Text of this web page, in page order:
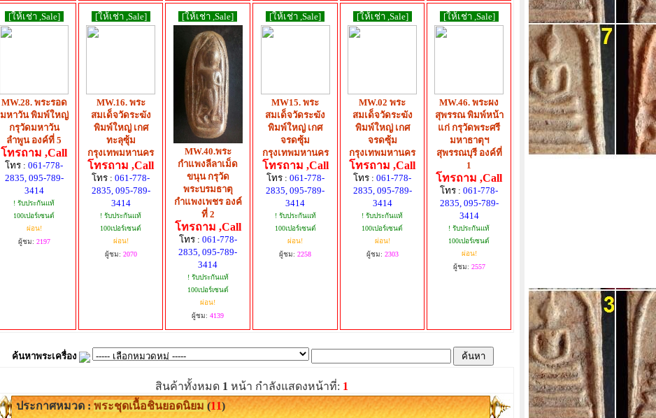
[ให้เช่า ,Sale]
MW.28. พระรอด
มหาวัน พิมพ์ใหญ่
กรุวัดมหาวัน
ลำพูน องค์ที่ 5
โทรถาม ,Call
โทร : 061-778-
2835, 095-789-
3414
! รับประกันแท้
100เปอร์เซนต์
ผ่อน!
ผู้ชม: 2197
[ให้เช่า ,Sale]
MW.16. พระ
สมเด็จวัดระฆัง
พิมพ์ใหญ่ เกศ
ทะลุซุ้ม
กรุงเทพมหานคร
โทรถาม ,Call
โทร : 061-778-
2835, 095-789-
3414
! รับประกันแท้
100เปอร์เซนต์
ผ่อน!
ผู้ชม: 2070
[ให้เช่า ,Sale]
MW.40.พระ
กำแพงลีลาเม็ด
ขนุน กรุวัด
พระบรมธาตุ
กำแพงเพชร องค์
ที่ 2
โทรถาม ,Call
โทร : 061-778-
2835, 095-789-
3414
! รับประกันแท้
100เปอร์เซนต์
ผ่อน!
ผู้ชม: 4139
[ให้เช่า ,Sale]
MW15. พระ
สมเด็จวัดระฆัง
พิมพ์ใหญ่ เกศ
จรดซุ้ม
กรุงเทพมหานคร
โทรถาม ,Call
โทร : 061-778-
2835, 095-789-
3414
! รับประกันแท้
100เปอร์เซนต์
ผ่อน!
ผู้ชม: 2258
[ให้เช่า ,Sale]
MW.02 พระ
สมเด็จวัดระฆัง
พิมพ์ใหญ่ เกศ
จรดซุ้ม
กรุงเทพมหานคร
โทรถาม ,Call
โทร : 061-778-
2835, 095-789-
3414
! รับประกันแท้
100เปอร์เซนต์
ผ่อน!
ผู้ชม: 2303
[ให้เช่า ,Sale]
MW.46. พระผง
สุพรรณ พิมพ์หน้า
แก่ กรุวัดพระศรี
มหาธาตุฯ
สุพรรณบุรี องค์ที่
1
โทรถาม ,Call
โทร : 061-778-
2835, 095-789-
3414
! รับประกันแท้
100เปอร์เซนต์
ผ่อน!
ผู้ชม: 2557
ค้นหาพระเครื่อง
สินค้าทั้งหมด 1 หน้า กำลังแสดงหน้าที่: 1
ประกาศหมวด :พระชุดเนื้อชินยอดนิยม (11)